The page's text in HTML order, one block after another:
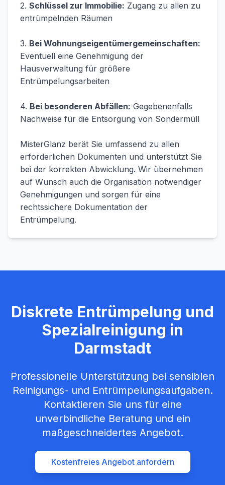
2. Schlüssel zur Immobilie: Zugang zu allen zu
entrümpelnden Räumen
3. Bei Wohnungseigentümergemeinschaften:
Eventuell eine Genehmigung der
Hausverwaltung für größere
Entrümpelungsarbeiten
4. Bei besonderen Abfällen: Gegebenenfalls
Nachweise für die Entsorgung von Sondermüll
MisterGlanz berät Sie umfassend zu allen
erforderlichen Dokumenten und unterstützt Sie
bei der korrekten Abwicklung. Wir übernehmen
auf Wunsch auch die Organisation notwendiger
Genehmigungen und sorgen für eine
rechtssichere Dokumentation der
Entrümpelung.
Diskrete Entrümpelung und
Spezialreinigung in
Darmstadt
Professionelle Unterstützung bei sensiblen
Reinigungs- und Entrümpelungsaufgaben.
Kontaktieren Sie uns für eine
unverbindliche Beratung und ein
maßgeschneidertes Angebot.
Kostenfreies Angebot anfordern